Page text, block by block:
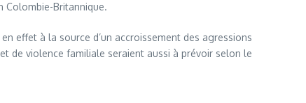
Colombie-Britannique.
effet à la source d’un accroissement des agressions
de violence familiale seraient aussi à prévoir selon le